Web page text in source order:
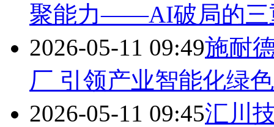
聚能力——AI破局的三
2026-05-11 09:49施耐
厂 引领产业智能化绿
2026-05-11 09:45汇川